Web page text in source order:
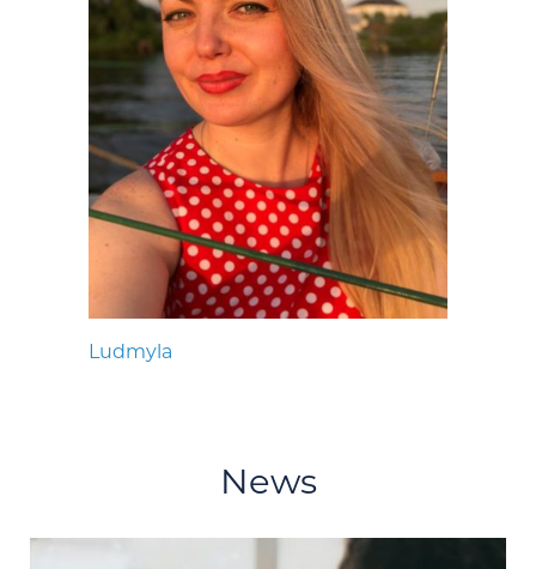
Ludmyla
News